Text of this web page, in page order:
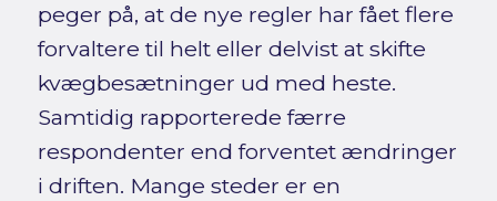
peger på, at de nye regler har fået flere
forvaltere til helt eller delvist at skifte
kvægbesætninger ud med heste.
Samtidig rapporterede færre
respondenter end forventet ændringer
i driften. Mange steder er en